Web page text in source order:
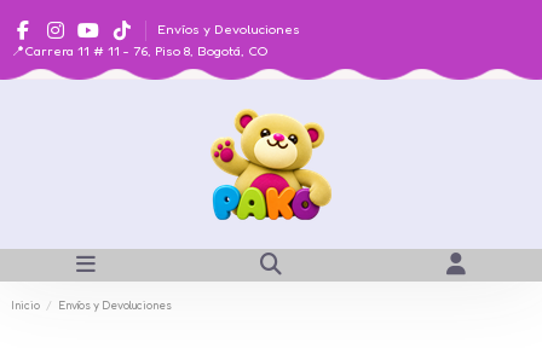
Envíos y Devoluciones
📍Carrera 11 # 11 - 76, Piso 8, Bogotá, CO
Inicio Envíos y Devoluciones